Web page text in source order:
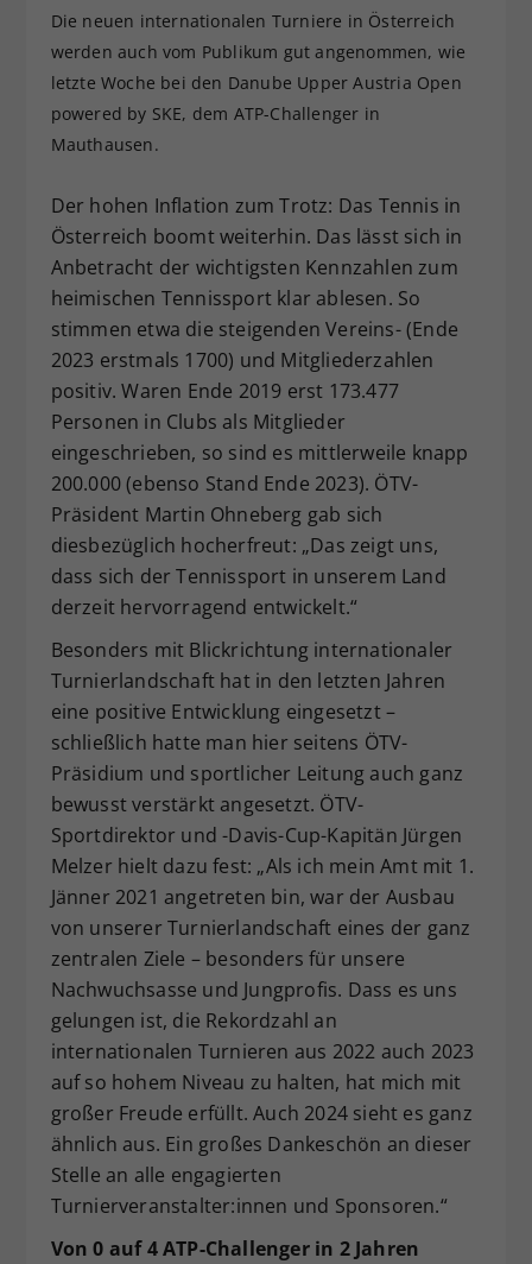
Die neuen internationalen Turniere in Österreich
werden auch vom Publikum gut angenommen, wie
letzte Woche bei den Danube Upper Austria Open
powered by SKE, dem ATP-Challenger in
Mauthausen.
Der hohen Inflation zum Trotz: Das Tennis in
Österreich boomt weiterhin. Das lässt sich in
Anbetracht der wichtigsten Kennzahlen zum
heimischen Tennissport klar ablesen. So
stimmen etwa die steigenden Vereins- (Ende
2023 erstmals 1700) und Mitgliederzahlen
positiv. Waren Ende 2019 erst 173.477
Personen in Clubs als Mitglieder
eingeschrieben, so sind es mittlerweile knapp
200.000 (ebenso Stand Ende 2023). ÖTV-
Präsident Martin Ohneberg gab sich
diesbezüglich hocherfreut: „Das zeigt uns,
dass sich der Tennissport in unserem Land
derzeit hervorragend entwickelt.“
Besonders mit Blickrichtung internationaler
Turnierlandschaft hat in den letzten Jahren
eine positive Entwicklung eingesetzt –
schließlich hatte man hier seitens ÖTV-
Präsidium und sportlicher Leitung auch ganz
bewusst verstärkt angesetzt. ÖTV-
Sportdirektor und -Davis-Cup-Kapitän Jürgen
Melzer hielt dazu fest: „Als ich mein Amt mit 1.
Jänner 2021 angetreten bin, war der Ausbau
von unserer Turnierlandschaft eines der ganz
zentralen Ziele – besonders für unsere
Nachwuchsasse und Jungprofis. Dass es uns
gelungen ist, die Rekordzahl an
internationalen Turnieren aus 2022 auch 2023
auf so hohem Niveau zu halten, hat mich mit
großer Freude erfüllt. Auch 2024 sieht es ganz
ähnlich aus. Ein großes Dankeschön an dieser
Stelle an alle engagierten
Turnierveranstalter:innen und Sponsoren.“
Von 0 auf 4 ATP-Challenger in 2 Jahren
Zweck
Dieser Wert speichert Ihre Consent-
Einstellungen. Unter anderem eine
zufällig generierte ID, für die
historische Speicherung Ihrer